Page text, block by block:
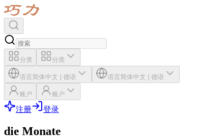
分类 分类
语言简体中文 | 德语 语言简体中文 | 德语
账户 账户
注册 登录
die Monate